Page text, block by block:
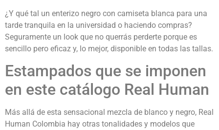
¿Y qué tal un enterizo negro con camiseta blanca para una
tarde tranquila en la universidad o haciendo compras?
Seguramente un look que no querrás perderte porque es
sencillo pero eficaz y, lo mejor, disponible en todas las tallas.
Estampados que se imponen
en este catálogo Real Human
Más allá de esta sensacional mezcla de blanco y negro, Real
Human Colombia hay otras tonalidades y modelos que